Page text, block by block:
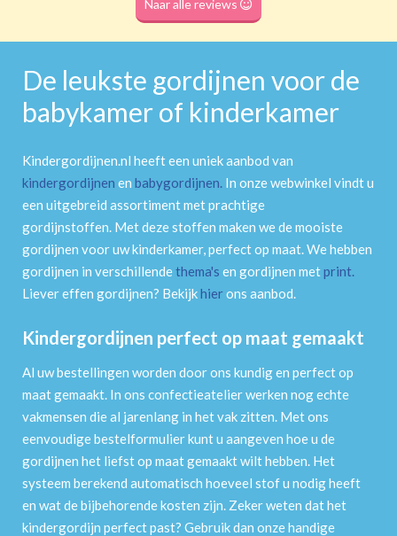
Naar alle reviews
De leukste gordijnen voor de
babykamer of kinderkamer
Kindergordijnen.nl heeft een uniek aanbod van
kindergordijnen en babygordijnen. In onze webwinkel vindt u
een uitgebreid assortiment met prachtige
gordijnstoffen. Met deze stoffen maken we de mooiste
gordijnen voor uw kinderkamer, perfect op maat. We hebben
gordijnen in verschillendethema's en gordijnen metprint.
Liever effen gordijnen? Bekijkhierons aanbod.
Kindergordijnen perfect op maat gemaakt
Al uw bestellingen worden door ons kundig en perfect op
maat gemaakt. In ons confectieatelier werken nog echte
vakmensen die al jarenlang in het vak zitten. Met ons
eenvoudige bestelformulier kunt u aangeven hoe u de
gordijnen het liefst op maat gemaakt wilt hebben. Het
systeem berekend automatisch hoeveel stof u nodig heeft
en wat de bijbehorende kosten zijn. Zeker weten dat het
kindergordijn perfect past? Gebruik dan onze handige